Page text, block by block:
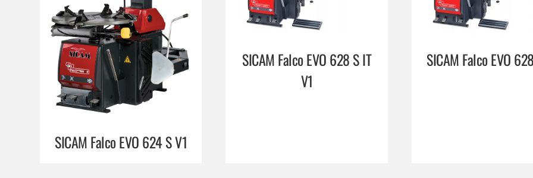
SICAM Falco EVO 624 S V1
SICAM Falco EVO 628 S IT
V1
SICAM Falco EVO